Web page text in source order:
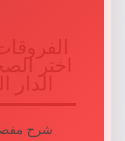
الفروقات -
اختر الصحيح
الدار
شرح مفصل لأنواع